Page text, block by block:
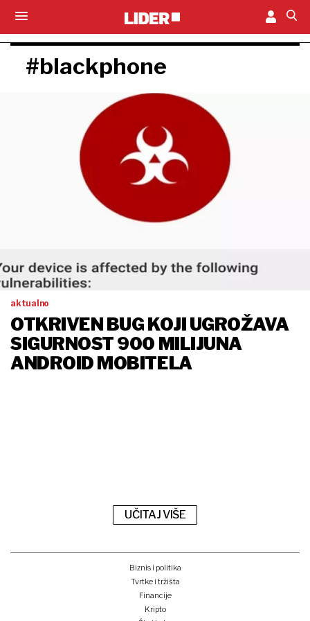
#blackphone
aktualno
OTKRIVEN BUG KOJI UGROŽAVA
SIGURNOST 900 MILIJUNA
ANDROID MOBITELA
UČITAJ VIŠE
Biznis i politika
Tvrtke i tržišta
Financije
Kripto